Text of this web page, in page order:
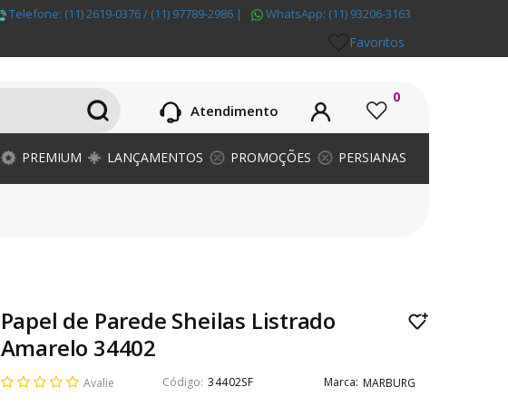
Telefone: (11) 2619-0376 / (11) 97789-2986 | WhatsApp: (11) 93206-3163
Favoritos
Atendimento
0
PREMIUM LANÇAMENTOS PROMOÇÕES PERSIANAS
Papel de Parede Sheilas Listrado
Amarelo 34402
Avalie 34402SF MARBURG